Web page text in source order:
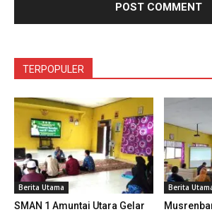
TERPOPULER
Berita Utama
SMAN 1 Amuntai Utara Gelar
Berita